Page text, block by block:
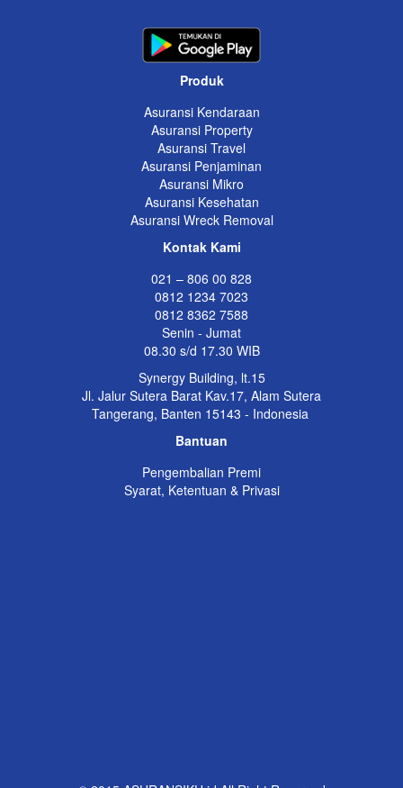
Produk
Asuransi Kendaraan
Asuransi Property
Asuransi Travel
Asuransi Penjaminan
Asuransi Mikro
Asuransi Kesehatan
Asuransi Wreck Removal
Kontak Kami
021 – 806 00 828
0812 1234 7023
0812 8362 7588
Senin - Jumat
08.30 s/d 17.30 WIB
Synergy Building, lt.15
Jl. Jalur Sutera Barat Kav.17, Alam Sutera
Tangerang, Banten 15143 - Indonesia
Bantuan
Pengembalian Premi
Syarat, Ketentuan & Privasi